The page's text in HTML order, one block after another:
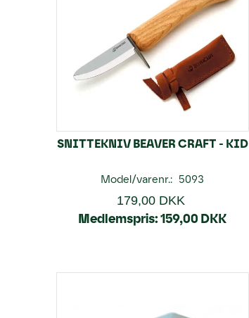
SNITTEKNIV BEAVER CRAFT - KID
Model/varenr.: 5093
179,00 DKK
Medlemspris:159,00 DKK